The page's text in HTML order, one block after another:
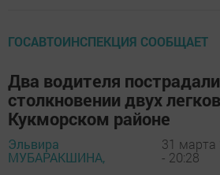
ГОСАВТОИНСПЕКЦИЯ СООБЩАЕТ
Два водителя
столкновении двух
Кукморском районе
Эльвира
МУБАРАКШИНА,
31 марта
- 20:28